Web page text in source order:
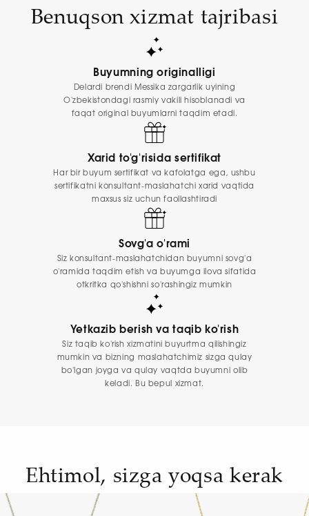
Benuqson xizmat tajribasi
Buyumning originalligi
Delardi brendi Messika zargarlik uyining
O'zbekistondagi rasmiy vakili hisoblanadi va
faqat original buyumlarni taqdim etadi.
Xarid to'g'risida sertifikat
Har bir buyum sertifikat va kafolatga ega, ushbu
sertifikatni konsultant-maslahatchi xarid vaqtida
maxsus siz uchun faollashtiradi
Sovg'a o'rami
Siz konsultant-maslahatchidan buyumni sovg'a
o'ramida taqdim etish va buyumga ilova sifatida
otkritka qo'shishni so'rashingiz mumkin
Yetkazib berish va taqib ko'rish
Siz taqib ko'rish xizmatini buyurtma qilishingiz
mumkin va bizning maslahatchimiz sizga qulay
bo'lgan joyga va qulay vaqtda buyumni olib
keladi. Bu bepul xizmat.
Ehtimol, sizga yoqsa kerak